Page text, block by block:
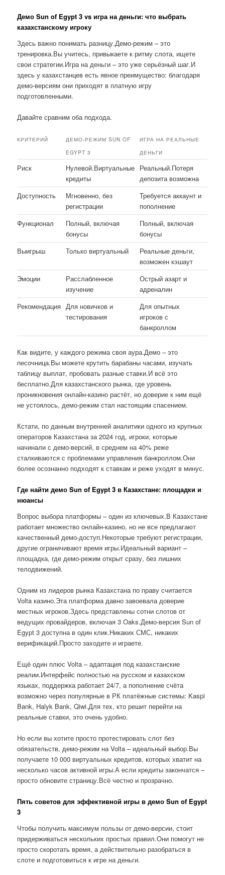
Демо Sun of Egypt 3 vs игра на деньги: что выбрать
казахстанскому игроку
Здесь важно понимать разницу.Демо-режим – это
тренировка.Вы учитесь, привыкаете к ритму слота, ищете
свои стратегии.Игра на деньги – это уже серьёзный шаг.И
здесь у казахстанцев есть явное преимущество: благодаря
демо-версиям они приходят в платную игру
подготовленными.
Давайте сравним оба подхода.
КРИТЕРИЙ
ДЕМО-РЕЖИМ SUN OF
EGYPT 3
ИГРА НА РЕАЛЬНЫЕ
ДЕНЬГИ
Риск
Нулевой.Виртуальные
кредиты
Реальный.Потеря
депозита возможна
Доступность
Мгновенно, без
регистрации
Требуется аккаунт и
пополнение
Функционал
Полный, включая
бонусы
Полный, включая
бонусы
Выигрыш
Только виртуальный
Реальные деньги,
возможен кэшаут
Эмоции
Расслабленное
изучение
Острый азарт и
адреналин
Рекомендация Для новичков и
тестирования
Для опытных
игроков с
банкроллом
Как видите, у каждого режима своя аура.Демо – это
песочница.Вы можете крутить барабаны часами, изучать
таблицу выплат, пробовать разные ставки.И всё это
бесплатно.Для казахстанского рынка, где уровень
проникновения онлайн-казино растёт, но доверие к ним ещё
не устоялось, демо-режим стал настоящим спасением.
Кстати, по данным внутренней аналитики одного из крупных
операторов Казахстана за 2024 год, игроки, которые
начинали с демо-версий, в среднем на 40% реже
сталкиваются с проблемами управления банкроллом.Они
более осознанно подходят к ставкам и реже уходят в минус.
Где найти демо Sun of Egypt 3 в Казахстане: площадки и
нюансы
Вопрос выбора платформы – один из ключевых.В Казахстане
работает множество онлайн-казино, но не все предлагают
качественный демо-доступ.Некоторые требуют регистрации,
другие ограничивают время игры.Идеальный вариант –
площадка, где демо-режим открыт сразу, без лишних
телодвижений.
Одним из лидеров рынка Казахстана по праву считается
Volta казино.Эта платформа давно завоевала доверие
местных игроков.Здесь представлены сотни слотов от
ведущих провайдеров, включая 3 Oaks.Демо-версия Sun of
Egypt 3 доступна в один клик.Никаких СМС, никаких
верификаций.Просто заходите и играете.
Ещё один плюс Volta – адаптация под казахстанские
реалии.Интерфейс полностью на русском и казахском
языках, поддержка работает 24/7, а пополнение счёта
возможно через популярные в РК платёжные системы: Kaspi
Bank, Halyk Bank, Qiwi.Для тех, кто решит перейти на
реальные ставки, это очень удобно.
Но если вы хотите просто протестировать слот без
обязательств, демо-режим на Volta – идеальный выбор.Вы
получаете 10 000 виртуальных кредитов, которых хватит на
несколько часов активной игры.А если кредиты закончатся –
просто обновите страницу.Всё честно и прозрачно.
Пять советов для эффективной игры в демо Sun of Egypt
3
Чтобы получить максимум пользы от демо-версии, стоит
придерживаться нескольких простых правил.Они помогут не
просто скоротать время, а действительно разобраться в
слоте и подготовиться к игре на деньги.